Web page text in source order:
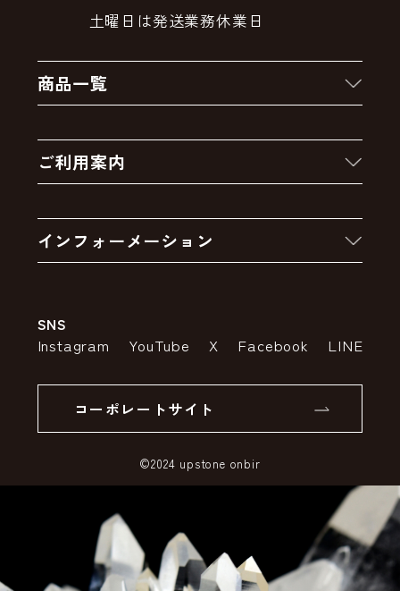
土曜日は発送業務休業日
商品一覧
クーポン
卸販売・大量注文
ご利用案内
お支払いについて
ポイントについて
インフォーメーション
特定商取引法の表示
SSLサーバー証明書とは
SNS
Instagram YouTube X Facebook LINE
コーポレートサイト
©2024 upstone onbir